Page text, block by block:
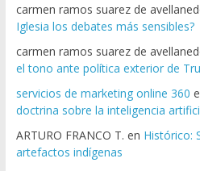
carmen ramos suarez de
Iglesia los debates más sensibles?
carmen ramos suarez de
el tono ante política exterior de
servicios de marketing online 360
doctrina sobre la inteligencia
ARTURO FRANCO T. en Histórico:
artefactos indígenas